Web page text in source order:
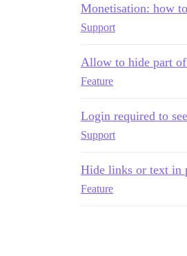
Monetisation: how
Support
Allow to hide part
Feature
Login required to
Support
Hide links or text in
Feature